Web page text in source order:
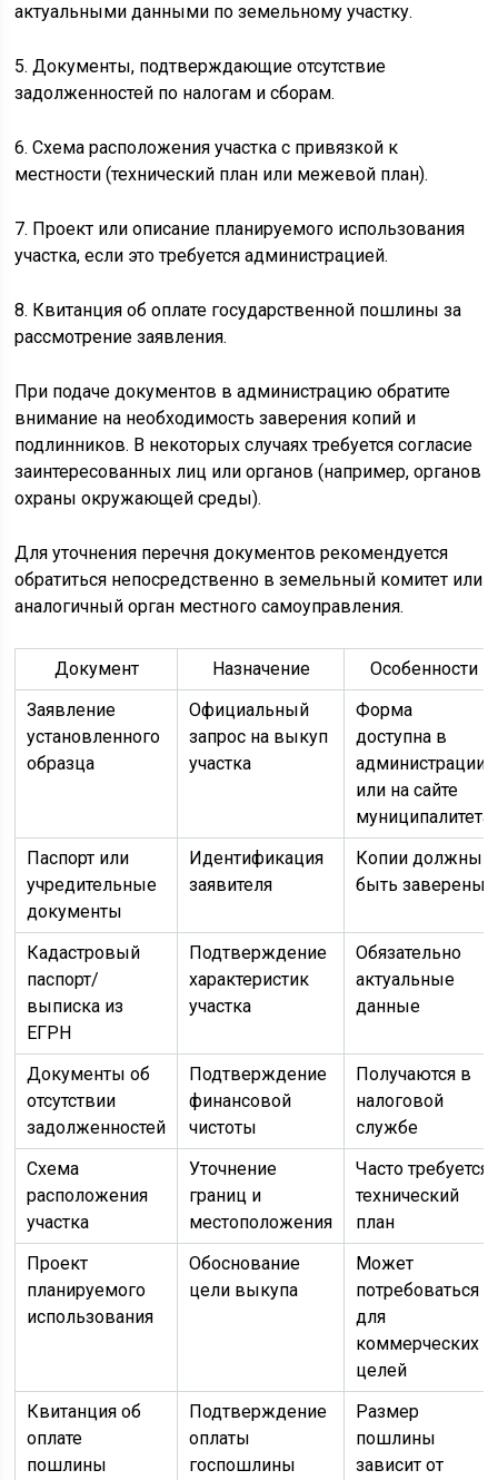
актуальными данными по земельному участку.
5. Документы, подтверждающие отсутствие
задолженностей по налогам и сборам.
6. Схема расположения участка с привязкой к
местности (технический план или межевой план).
7. Проект или описание планируемого использования
участка, если это требуется администрацией.
8. Квитанция об оплате государственной пошлины за
рассмотрение заявления.
При подаче документов в администрацию обратите
внимание на необходимость заверения копий и
подлинников. В некоторых случаях требуется согласие
заинтересованных лиц или органов (например, органов
охраны окружающей среды).
Для уточнения перечня документов рекомендуется
обратиться непосредственно в земельный комитет или
аналогичный орган местного самоуправления.
Документ Назначение
Особенности
Заявление
установленного
образца
Официальный
запрос на выкуп
участка
Форма
доступна в
администрации
или на сайте
муниципалитета
Паспорт или
учредительные
документы
Идентификация
заявителя
Копии должны
быть заверены
Кадастровый
паспорт/
выписка из
ЕГРН
Подтверждение
характеристик
участка
Обязательно
актуальные
данные
Документы об
отсутствии
задолженностей
Подтверждение
финансовой
чистоты
Получаются в
налоговой
службе
Схема
расположения
участка
Уточнение
границ и
местоположения
Часто требуется
технический
план
Проект
планируемого
использования
Обоснование
цели выкупа
Может
потребоваться
для
коммерческих
целей
Квитанция об
оплате
пошлины
Подтверждение
оплаты
госпошлины
Размер
пошлины
зависит от